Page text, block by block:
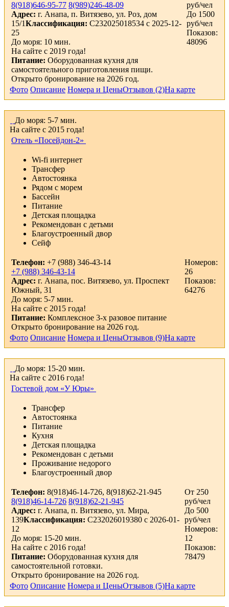
8(918)646-95-77 8(989)246-48-09
Адрес: г. Анапа, п. Витязево, ул. Роз, дом
15/1Классификация: С232025018534 с 2025-12-
25
До моря: 10 мин.
На сайте с 2019 года!
Питание: Оборудованная кухня для
самостоятельного приготовления пищи.
Открыто бронирование на 2026 год.
руб/чел
До 1500
руб/чел
Показов:
48096
Фото Описание Номера и ЦеныОтзывов (2)На карте
До моря: 5-7 мин.
На сайте с 2015 года!
Отель «Посейдон-2»
Wi-fi интернет
Трансфер
Автостоянка
Рядом с морем
Бассейн
Питание
Детская площадка
Рекомендован с детьми
Благоустроенный двор
Сейф
Телефон: +7 (988) 346-43-14
+7 (988) 346-43-14
Адрес: г. Анапа, пос. Витязево, ул. Проспект
Южный, 31
До моря: 5-7 мин.
На сайте с 2015 года!
Питание: Комплексное 3-х разовое питание
Открыто бронирование на 2026 год.
Номеров:
26
Показов:
64276
Фото Описание Номера и ЦеныОтзывов (9)На карте
До моря: 15-20 мин.
На сайте с 2016 года!
Гостевой дом «У Юры»
Трансфер
Автостоянка
Питание
Кухня
Детская площадка
Рекомендован с детьми
Проживание недорого
Благоустроенный двор
Телефон: 8(918)46-14-726, 8(918)62-21-945
8(918)46-14-726 8(918)62-21-945
Адрес: г. Анапа, п. Витязево, ул. Мира,
139Классификация: С232026019380 с 2026-01-
12
До моря: 15-20 мин.
На сайте с 2016 года!
Питание: Оборудованная кухня для
самостоятельной готовки.
Открыто бронирование на 2026 год.
От 250
руб/чел
До 500
руб/чел
Номеров:
12
Показов:
78479
Фото Описание Номера и ЦеныОтзывов (5)На карте